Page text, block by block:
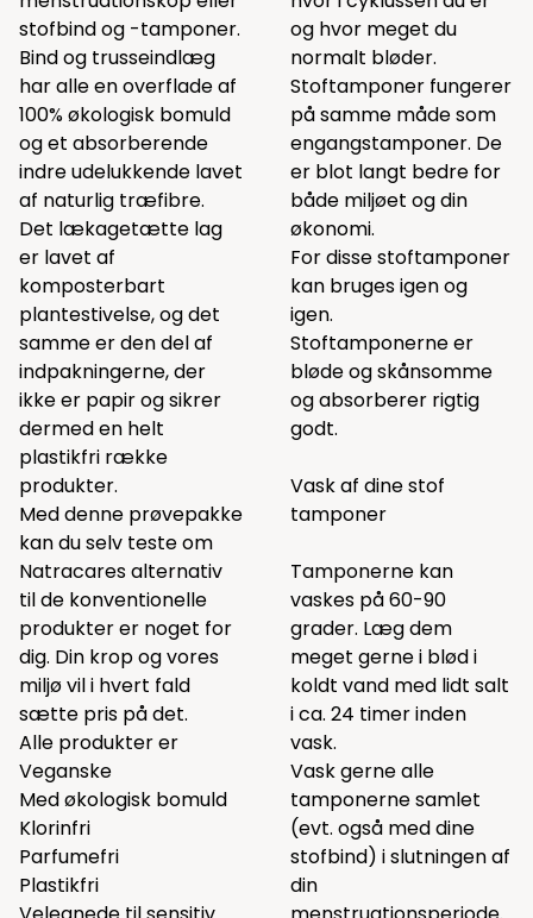
stofbind og -tamponer.
Bind og trusseindlæg
har alle en overflade af
100% økologisk bomuld
og et absorberende
indre udelukkende lavet
af naturlig træfibre.
Det lækagetætte lag
er lavet af
komposterbart
plantestivelse, og det
samme er den del af
indpakningerne, der
ikke er papir og sikrer
dermed en helt
plastikfri række
produkter.
Med denne prøvepakke
kan du selv teste om
Natracares alternativ
til de konventionelle
produkter er noget for
dig. Din krop og vores
miljø vil i hvert fald
sætte pris på det.
Alle produkter er
Veganske
Med økologisk bomuld
Klorinfri
Parfumefri
Plastikfri
og hvor meget du
normalt bløder.
Stoftamponer fungerer
på samme måde som
engangstamponer. De
er blot langt bedre for
både miljøet og din
økonomi.
For disse stoftamponer
kan bruges igen og
igen.
Stoftamponerne er
bløde og skånsomme
og absorberer rigtig
godt.
Vask af dine stof
tamponer
Tamponerne kan
vaskes på 60-90
grader. Læg dem
meget gerne i blød i
koldt vand med lidt salt
i ca. 24 timer inden
vask.
Vask gerne alle
tamponerne samlet
(evt. også med dine
stofbind) i slutningen af
din